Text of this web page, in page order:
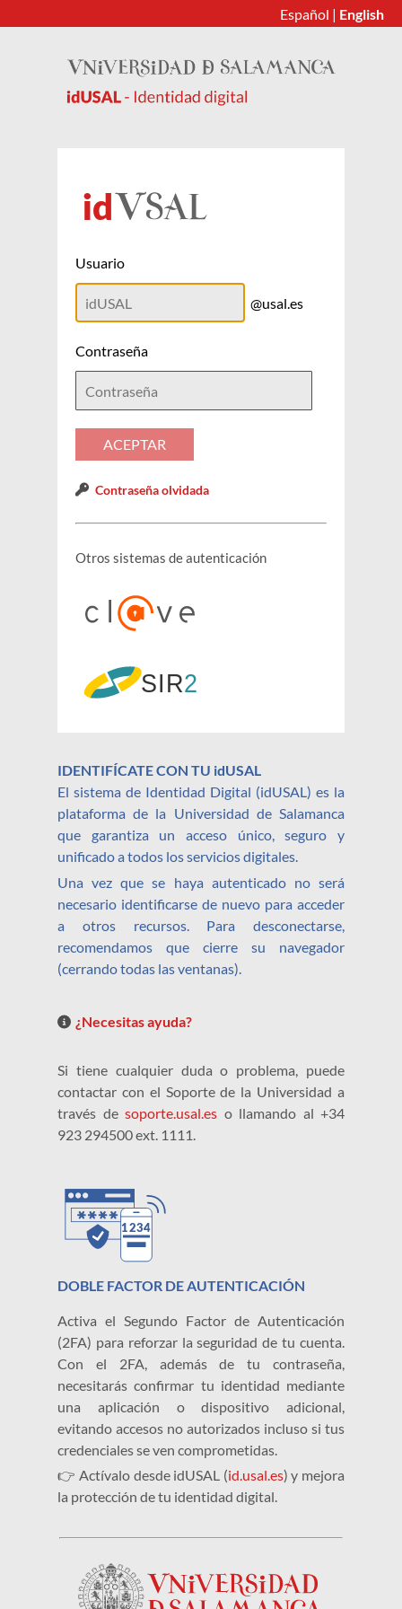
Español | English
Usuario
@usal.es
Contraseña
Contraseña olvidada
Otros sistemas de autenticación
IDENTIFÍCATE CON TU idUSAL
El sistema de Identidad Digital (idUSAL) es la
plataforma de la Universidad de Salamanca
que garantiza un acceso único, seguro y
unificado a todos los servicios digitales.
Una vez que se haya autenticado no será
necesario identificarse de nuevo para acceder
a otros recursos. Para desconectarse,
recomendamos que cierre su navegador
(cerrando todas las ventanas).
¿Necesitas ayuda?
Si tiene cualquier duda o problema, puede
contactar con el Soporte de la Universidad a
través de soporte.usal.es o llamando al +34
923 294500 ext. 1111.
DOBLE FACTOR DE AUTENTICACIÓN
Activa el Segundo Factor de Autenticación
(2FA) para reforzar la seguridad de tu cuenta.
Con el 2FA, además de tu contraseña,
necesitarás confirmar tu identidad mediante
una aplicación o dispositivo adicional,
evitando accesos no autorizados incluso si tus
credenciales se ven comprometidas.
👉 Actívalo desde idUSAL (id.usal.es) y mejora
la protección de tu identidad digital.